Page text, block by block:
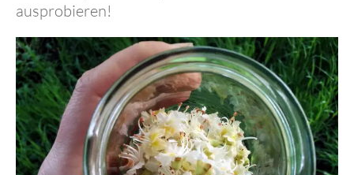
ausprobieren!